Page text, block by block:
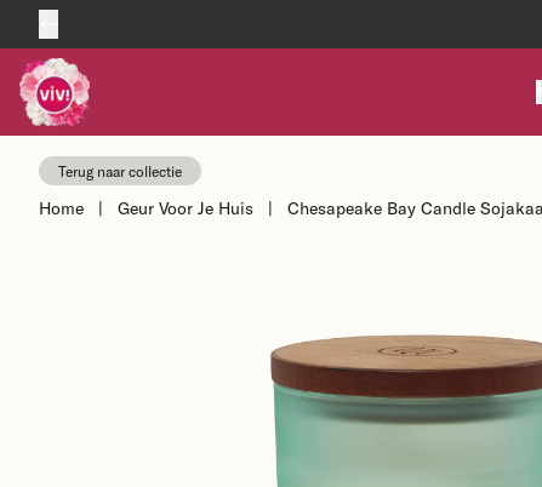
Skip to content
Terug naar collectie
Home | Geur Voor Je Huis | Chesapeake Bay Candle